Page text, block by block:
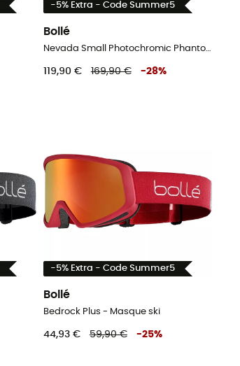
-5% Extra - Code Summer5
Bollé
Nevada Small Photochromic Phantom Cat 1-3 - Masque ski
119,90 € 169,90 € -28%
-5% Extra - Code Summer5
Bollé
Bedrock Plus - Masque ski
44,93 € 59,90 € -25%